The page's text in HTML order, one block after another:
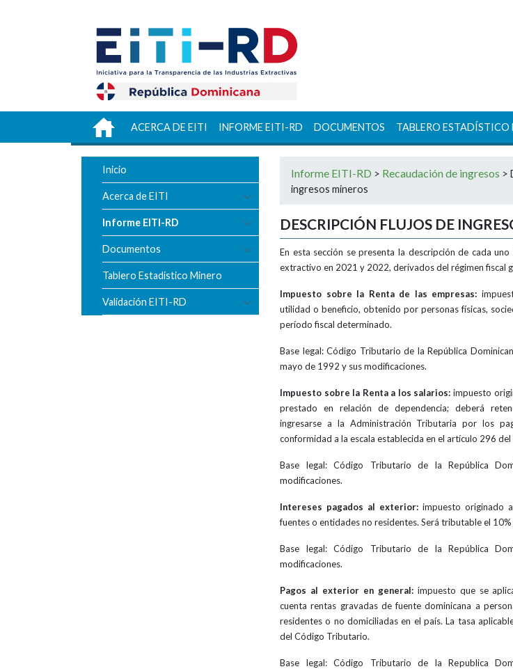
INICIO ACERCA DE EITI INFORME EITI-RD DOCUMENTOS TABLERO ESTADÍSTICO
Inicio
Acerca de EITI
Informe EITI-RD
Documentos
Tablero Estadístico Minero
Validación EITI-RD
Informe EITI-RD > Recaudación de ingresos >
ingresos mineros
DESCRIPCIÓN FLUJOS DE
En esta sección se presenta la descripción de cada
extractivo en 2021 y 2022, derivados del régimen fiscal
Impuesto sobre la Renta de las empresas:
utilidad o beneficio, obtenido por personas físicas,
período fiscal determinado.
Base legal: Código Tributario de la República
mayo de 1992 y sus modificaciones.
Impuesto sobre la Renta a los salarios: impuesto
prestado en relación de dependencia; deberá
ingresarse a la Administración Tributaria por los
conformidad a la escala establecida en el artículo 296
Base legal: Código Tributario de la República
modificaciones.
Intereses pagados al exterior:impuesto originado
fuentes o entidades no residentes. Será tributable el
Base legal: Código Tributario de la República
modificaciones.
Pagos al exterior en general:impuesto que se
cuenta rentas gravadas de fuente dominicana a
residentes o no domiciliadas en el país. La tasa
del Código Tributario.
Base legal: Código Tributario de la Republica